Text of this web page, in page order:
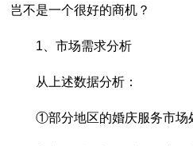
岂不是一个很好的商机？
1、市场需求分析
从上述数据分析：
①部分地区的婚庆服务市场